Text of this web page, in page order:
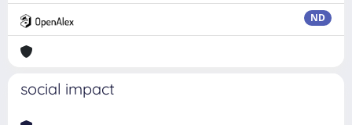
ND
social impact